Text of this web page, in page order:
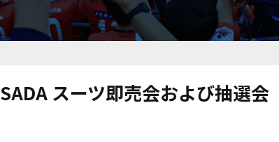
スーツ即売会および抽選会